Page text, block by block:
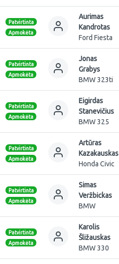
Patvirtinta
Apmokėta
Aurimas
Kandrotas
Ford Fiesta
Patvirtinta
Apmokėta
Jonas
Grabys
BMW 323ti
Patvirtinta
Apmokėta
Eigirdas
Stanevičius
BMW 325
Patvirtinta
Apmokėta
Artūras
Kazakauskas
Honda Civic
Patvirtinta
Apmokėta
Simas
Veržbickas
BMW
Patvirtinta
Apmokėta
Karolis
Šližauskas
BMW 330